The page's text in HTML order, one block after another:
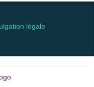
légale